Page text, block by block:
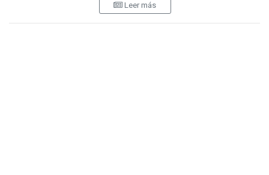
Leer más